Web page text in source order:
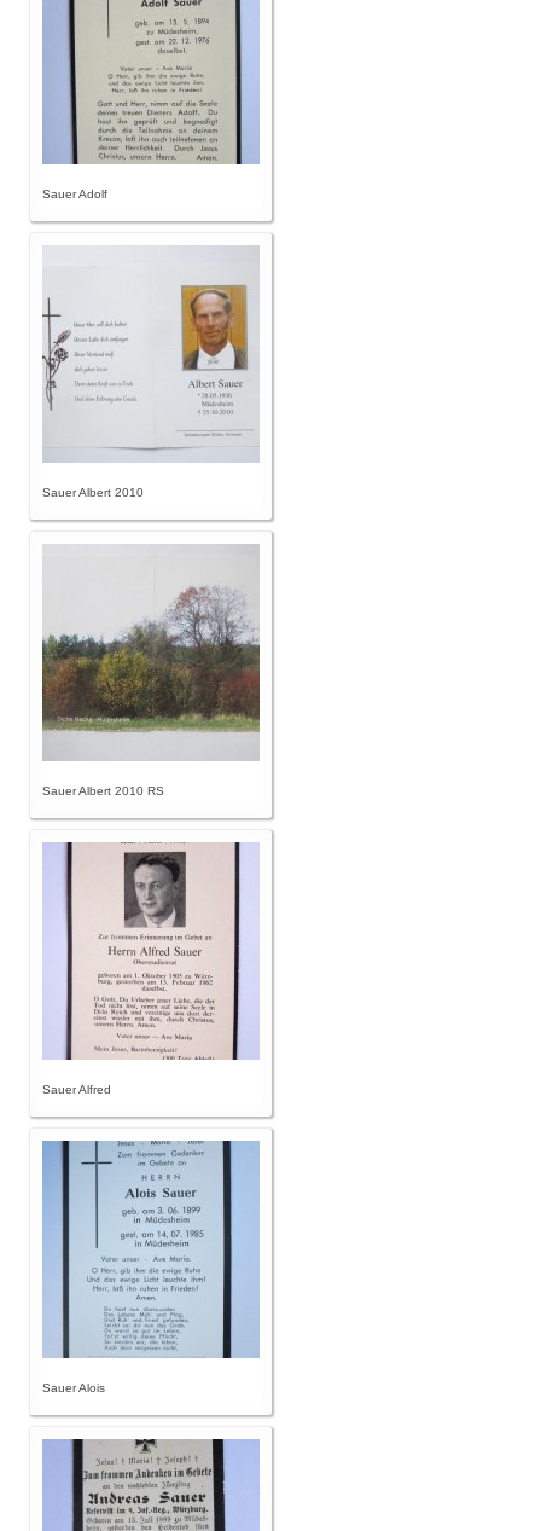
Sauer Adolf
Sauer Albert 2010
Sauer Albert 2010 RS
Sauer Alfred
Sauer Alois